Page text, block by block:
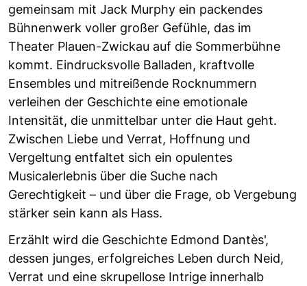
gemeinsam mit Jack Murphy ein packendes
Bühnenwerk voller großer Gefühle, das im
Theater Plauen-Zwickau auf die Sommerbühne
kommt. Eindrucksvolle Balladen, kraftvolle
Ensembles und mitreißende Rocknummern
verleihen der Geschichte eine emotionale
Intensität, die unmittelbar unter die Haut geht.
Zwischen Liebe und Verrat, Hoffnung und
Vergeltung entfaltet sich ein opulentes
Musicalerlebnis über die Suche nach
Gerechtigkeit – und über die Frage, ob Vergebung
stärker sein kann als Hass.
Erzählt wird die Geschichte Edmond Dantès',
dessen junges, erfolgreiches Leben durch Neid,
Verrat und eine skrupellose Intrige innerhalb